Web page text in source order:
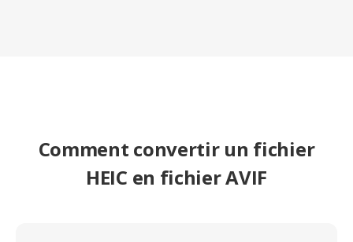
Comment convertir un fichier
HEIC en fichier AVIF